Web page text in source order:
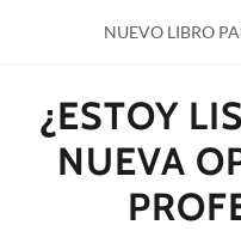
NUEVO LIBRO
¿ESTOY
NUEVA